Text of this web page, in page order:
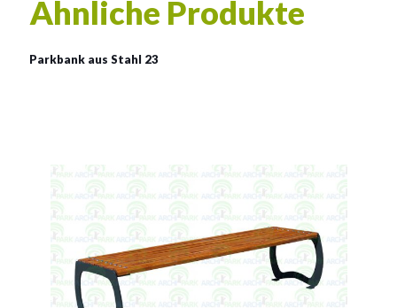
Ähnliche Produkte
Parkbank aus Stahl 23